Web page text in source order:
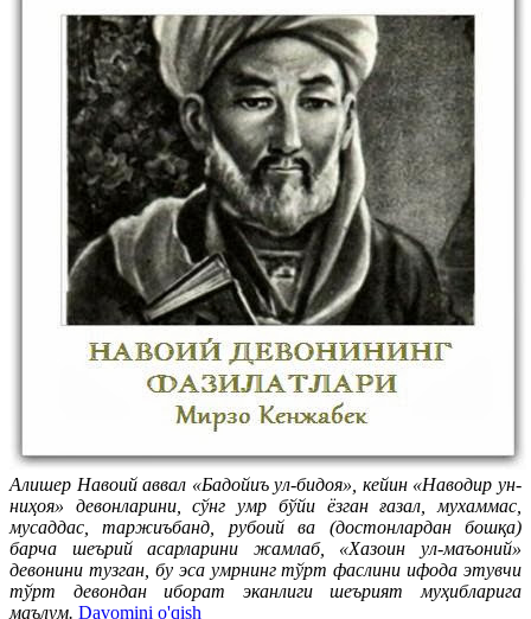
Алишер Навоий аввал «Бадойиъ ул-бидоя», кейин «Наводир ун-
ниҳоя» девонларини, сўнг умр бўйи ёзган ғазал, мухаммас,
мусаддас, таржиъбанд, рубоий ва (достонлардан бошқа)
барча шеърий асарларини жамлаб, «Хазоин ул-маъоний»
девонини тузган, бу эса умрнинг тўрт фаслини ифода этувчи
тўрт девондан иборат эканлиги шеърият муҳибларига
маълум. Davomini o'qish